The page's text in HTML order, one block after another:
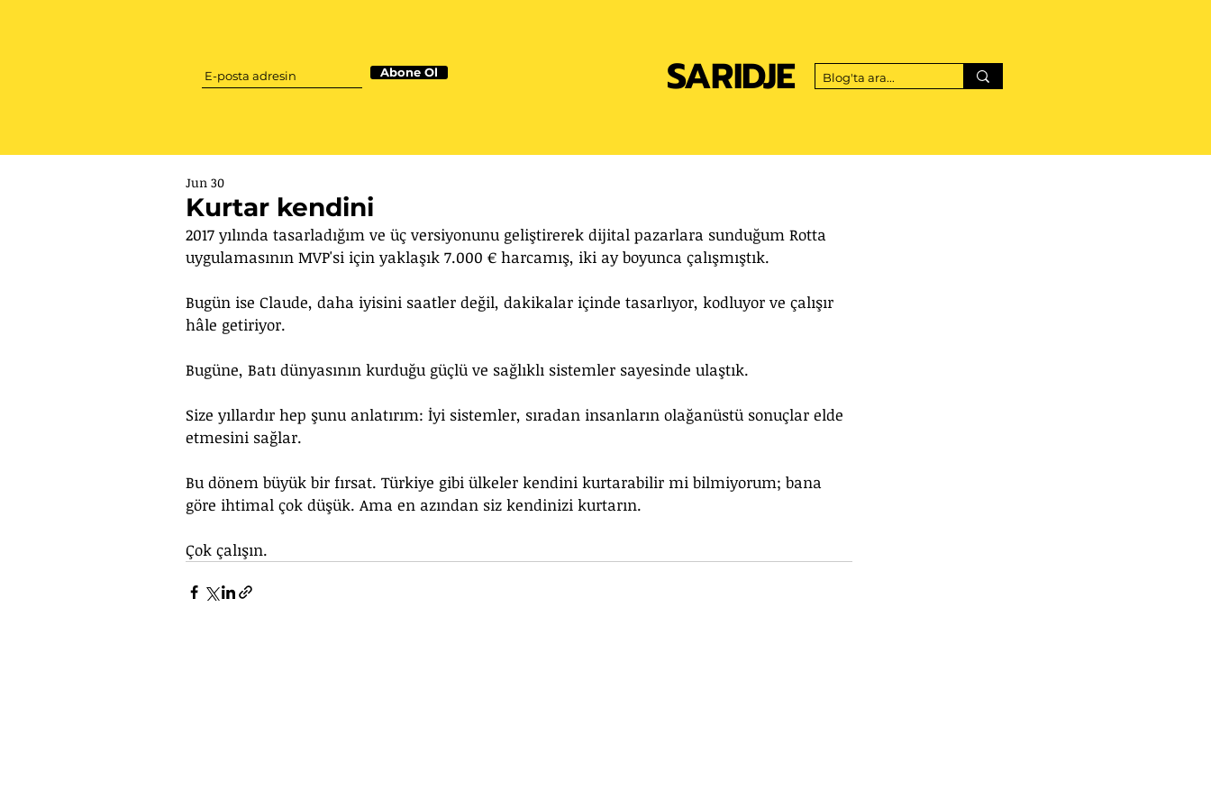
Abone Ol SARIDJE
Kurtar kendini
Jun 30
2017 yılında tasarladığım ve üç versiyonunu geliştirerek dijital pazarlara sunduğum Rotta
uygulamasının MVP'si için yaklaşık 7.000 € harcamış, iki ay boyunca çalışmıştık.
Bugün ise Claude, daha iyisini saatler değil, dakikalar içinde tasarlıyor, kodluyor ve çalışır
hâle getiriyor.
Bugüne, Batı dünyasının kurduğu güçlü ve sağlıklı sistemler sayesinde ulaştık.
Size yıllardır hep şunu anlatırım: İyi sistemler, sıradan insanların olağanüstü sonuçlar elde
etmesini sağlar.
Bu dönem büyük bir fırsat. Türkiye gibi ülkeler kendini kurtarabilir mi bilmiyorum; bana
göre ihtimal çok düşük. Ama en azından siz kendinizi kurtarın.
Çok çalışın.